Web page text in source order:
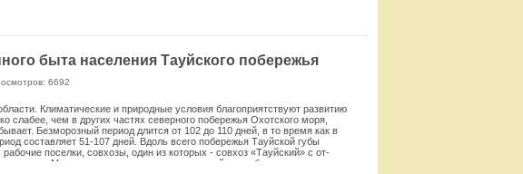
быта населения Тауйского побережья
6692
Климатические и природные условия благоприятствуют развитию
слабее, чем в других частях северного побережья Охотского моря,
Безморозный период длится от 102 до 110 дней, в то время как в
составляет 51-107 дней. Вдоль всего побережья Тауйской губы
поселки, совхозы, один из которых - совхоз «Тауйский» с от­
для Магадана и горнопромышленных районов области.